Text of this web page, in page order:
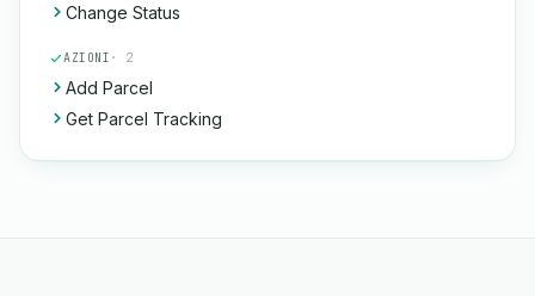
Change Status
AZIONI · 2
Add Parcel
Get Parcel Tracking